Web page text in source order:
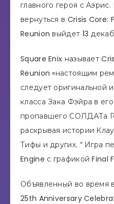
главного героя с
вернуться в Crisis Core:
Reunion выйдет 13
Square Enix называет
Reunion «настоящим
следует оригинальной
класса Зака ​​Фэйра в
пропавшего СОЛДАТа
раскрывая истории
Тифы и других. ” Игра
Engine с графикой Final
Объявленный во время
25th Anniversary